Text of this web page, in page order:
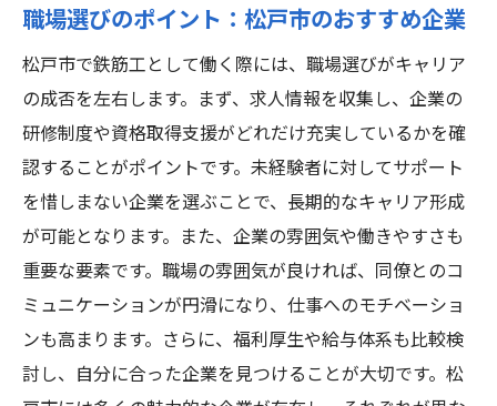
職場選びのポイント：松戸市のおすすめ企業
松戸市で鉄筋工として働く際には、職場選びがキャリア
の成否を左右します。まず、求人情報を収集し、企業の
研修制度や資格取得支援がどれだけ充実しているかを確
認することがポイントです。未経験者に対してサポート
を惜しまない企業を選ぶことで、長期的なキャリア形成
が可能となります。また、企業の雰囲気や働きやすさも
重要な要素です。職場の雰囲気が良ければ、同僚とのコ
ミュニケーションが円滑になり、仕事へのモチベーショ
ンも高まります。さらに、福利厚生や給与体系も比較検
討し、自分に合った企業を見つけることが大切です。松